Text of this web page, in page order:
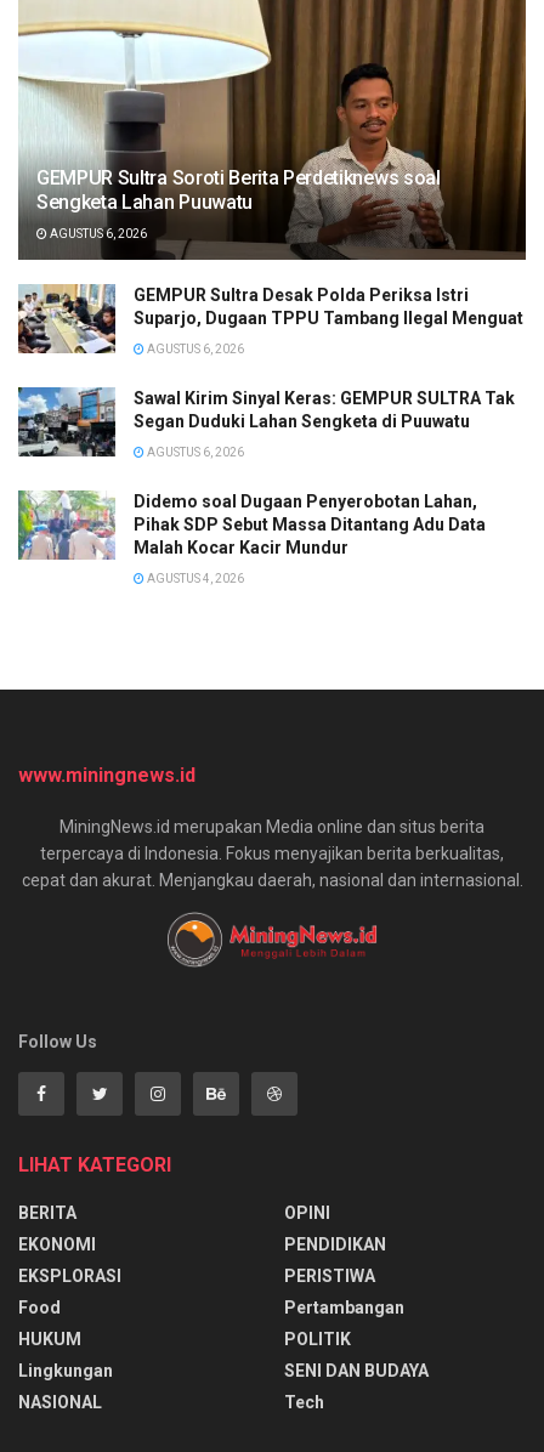
GEMPUR Sultra Soroti Berita Perdetiknews soal
Sengketa Lahan Puuwatu
AGUSTUS 6, 2026
GEMPUR Sultra Desak Polda Periksa Istri
Suparjo, Dugaan TPPU Tambang Ilegal Menguat
AGUSTUS 6, 2026
Sawal Kirim Sinyal Keras: GEMPUR SULTRA Tak
Segan Duduki Lahan Sengketa di Puuwatu
AGUSTUS 6, 2026
Didemo soal Dugaan Penyerobotan Lahan,
Pihak SDP Sebut Massa Ditantang Adu Data
Malah Kocar Kacir Mundur
AGUSTUS 4, 2026
www.miningnews.id
MiningNews.id merupakan Media online dan situs berita
terpercaya di Indonesia. Fokus menyajikan berita berkualitas,
cepat dan akurat. Menjangkau daerah, nasional dan internasional.
Follow Us
LIHAT KATEGORI
BERITA
EKONOMI
EKSPLORASI
Food
HUKUM
Lingkungan
NASIONAL
OPINI
PENDIDIKAN
PERISTIWA
Pertambangan
POLITIK
SENI DAN BUDAYA
Tech